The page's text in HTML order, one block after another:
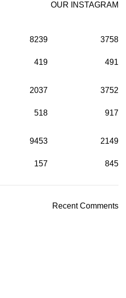
OUR INSTAGRAM
3758
491
8239
419
3752
917
2037
518
2149
845
9453
157
Recent Comments